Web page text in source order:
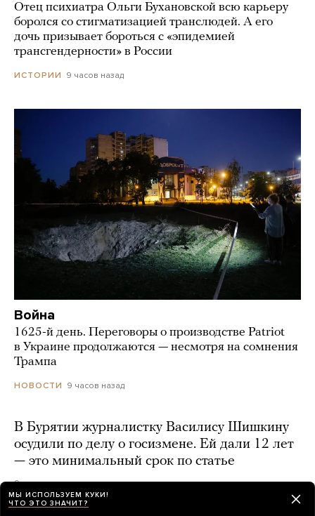
Отец психиатра Ольги Бухановской всю карьеру
боролся со стигматизацией транслюдей. А его
дочь призывает бороться с «эпидемией
трансгендерности» в России
ИСТОРИИ 9 часов назад
Война
1625-й день. Переговоры о производстве Patriot
в Украине продолжаются — несмотря на сомнения
Трампа
НОВОСТИ 9 часов назад
В Бурятии журналистку Василису Шишкину
осудили по делу о госизмене. Ей дали 12 лет
— это минимальный срок по статье
9 часов назад
МЫ ИСПОЛЬЗУЕМ КУКИ!
ЧТО ЭТО ЗНАЧИТ?